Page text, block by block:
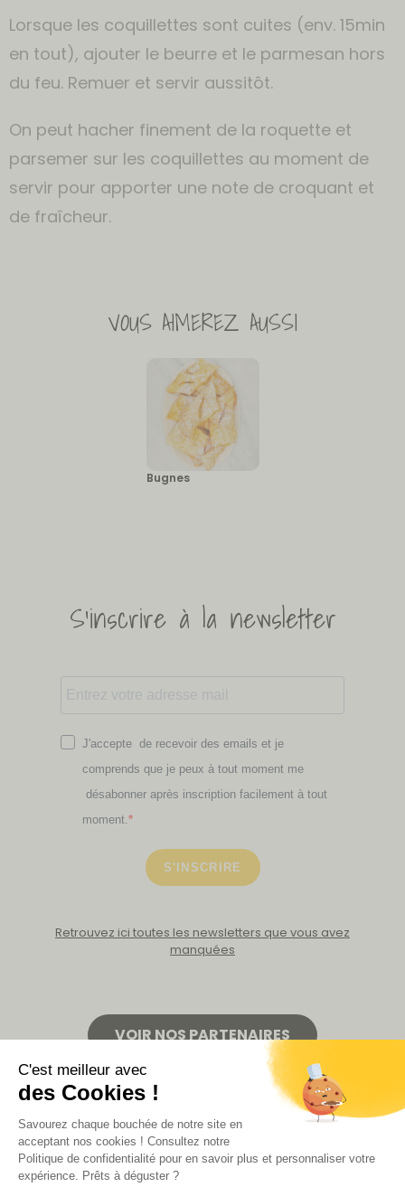
Lorsque les coquillettes sont cuites (env. 15min
en tout), ajouter le beurre et le parmesan hors
du feu. Remuer et servir aussitôt.
On peut hacher finement de la roquette et
parsemer sur les coquillettes au moment de
servir pour apporter une note de croquant et
de fraîcheur.
VOUS AIMEREZ AUSSI
Bugnes
S'inscrire à la newsletter
J'accepte de recevoir des emails et je
comprends que je peux à tout moment me
désabonner après inscription facilement à tout
moment.
S'INSCRIRE
Retrouvez ici toutes les newsletters que vous avez
manquées
VOIR NOS PARTENAIRES
LA BOUTIQUE
Politique de confidentialité